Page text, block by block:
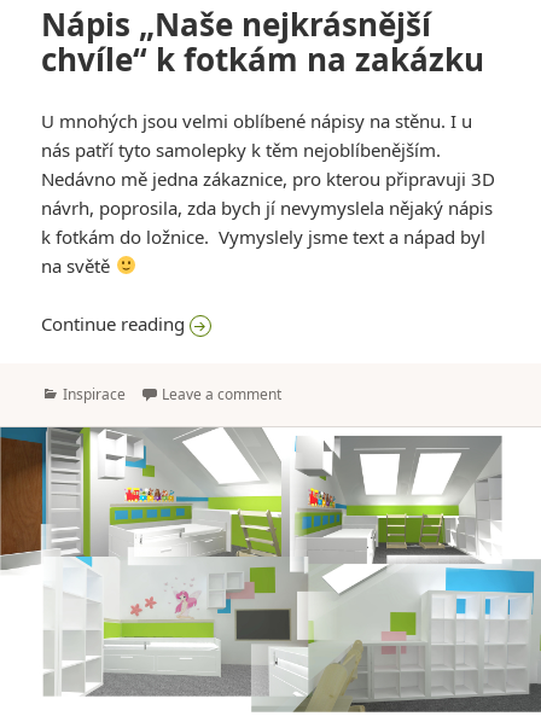
Nápis „Naše nejkrásnější
chvíle“ k fotkám na zakázku
U mnohých jsou velmi oblíbené nápisy na stěnu. I u
nás patří tyto samolepky k těm nejoblíbenějším.
Nedávno mě jedna zákaznice, pro kterou připravuji 3D
návrh, poprosila, zda bych jí nevymyslela nějaký nápis
k fotkám do ložnice. Vymyslely jsme text a nápad byl
na světě
Continue readingNápis „Naše nejkrásnější chvíle“ k fotkám
Categories
Inspirace Leave a comment